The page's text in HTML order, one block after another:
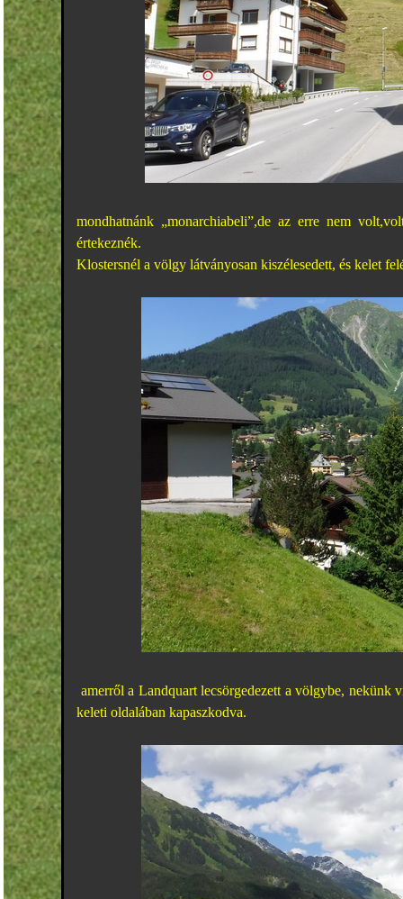
mondhatnánk „monarchiabeli”,de az erre nem
értekeznék.
Klostersnél a völgy látványosan kiszélesedett, és kelet
amerről a Landquart lecsörgedezett a völgybe,
keleti oldalában kapaszkodva.